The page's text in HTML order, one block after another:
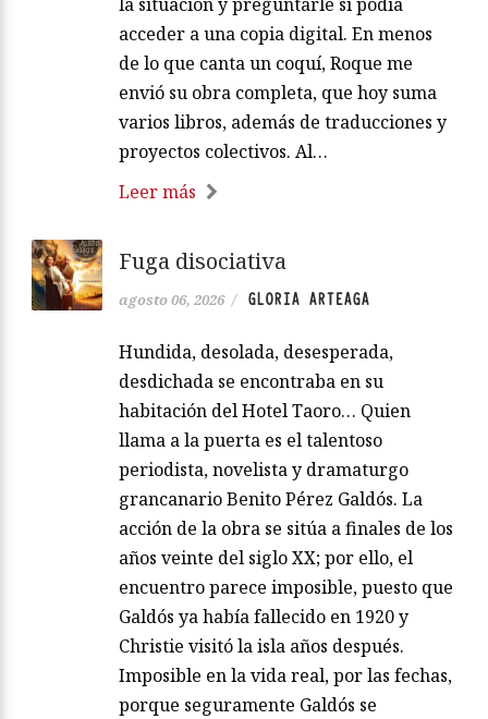
acceder a una copia digital. En menos
de lo que canta un coquí, Roque me
envió su obra completa, que hoy suma
varios libros, además de traducciones y
proyectos colectivos. Al…
Leer más
Fuga disociativa
agosto 06, 2026 / GLORIA ARTEAGA
Hundida, desolada, desesperada,
desdichada se encontraba en su
habitación del Hotel Taoro… Quien
llama a la puerta es el talentoso
periodista, novelista y dramaturgo
grancanario Benito Pérez Galdós. La
acción de la obra se sitúa a finales de los
años veinte del siglo XX; por ello, el
encuentro parece imposible, puesto que
Galdós ya había fallecido en 1920 y
Christie visitó la isla años después.
Imposible en la vida real, por las fechas,
porque seguramente Galdós se